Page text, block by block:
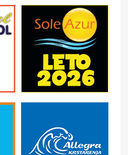
Beograd-Destinacija-
Sve takse se plaćaju u agenciji
dana pred put (plaćaju se u
po zvaničnom srednjem kursu
i ne mogu se platiti u
odrasle i decu stariju od 2